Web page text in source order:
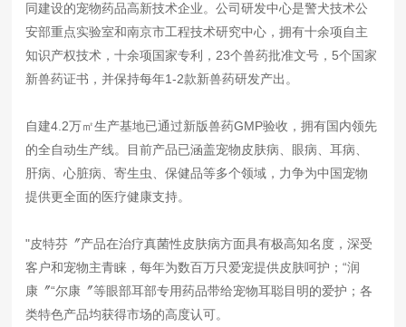
同建设的宠物药品高新技术企业。公司研发中心是警犬技术公
安部重点实验室和南京市工程技术研究中心，拥有十余项自主
知识产权技术，十余项国家专利，23个兽药批准文号，5个国家
新兽药证书，并保持每年1-2款新兽药研发产出。
自建4.2万㎡生产基地已通过新版兽药GMP验收，拥有国内领先
的全自动生产线。目前产品已涵盖宠物皮肤病、眼病、耳病、
肝病、心脏病、寄生虫、保健品等多个领域，力争为中国宠物
提供更全面的医疗健康支持。
"皮特芬〞产品在治疗真菌性皮肤病方面具有极高知名度，深受
客户和宠物主青睐，每年为数百万只爱宠提供皮肤呵护；“润
康〞“尔康〞等眼部耳部专用药品带给宠物耳聪目明的爱护；各
类特色产品均获得市场的高度认可。